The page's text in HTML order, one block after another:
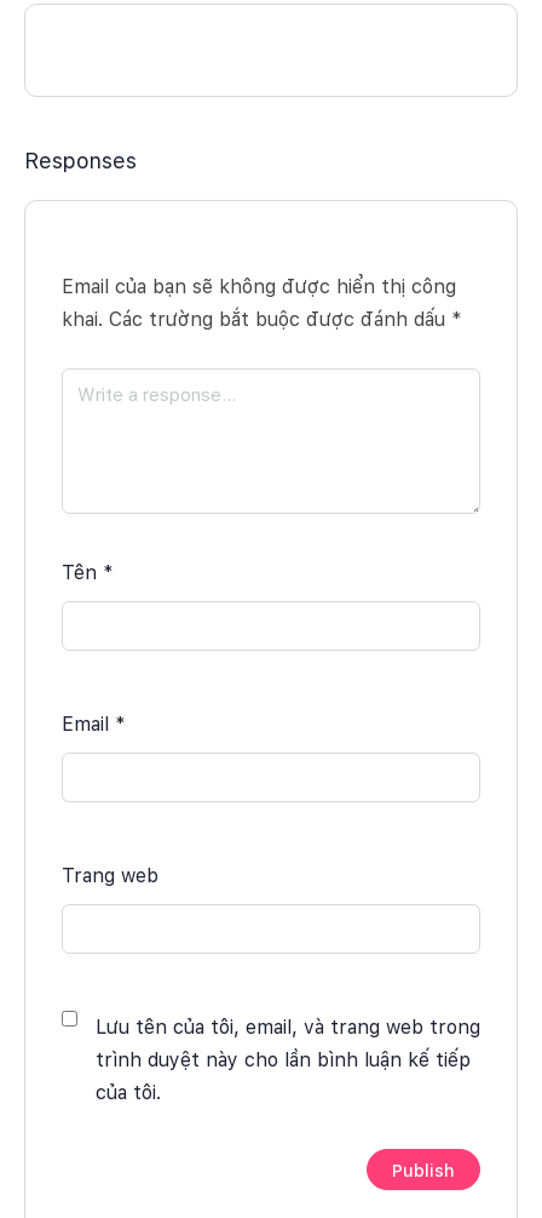
Responses
Email của bạn sẽ không được hiển thị công
khai. Các trường bắt buộc được đánh dấu *
Tên *
Email *
Trang web
Lưu tên của tôi, email, và trang web trong
trình duyệt này cho lần bình luận kế tiếp
của tôi.